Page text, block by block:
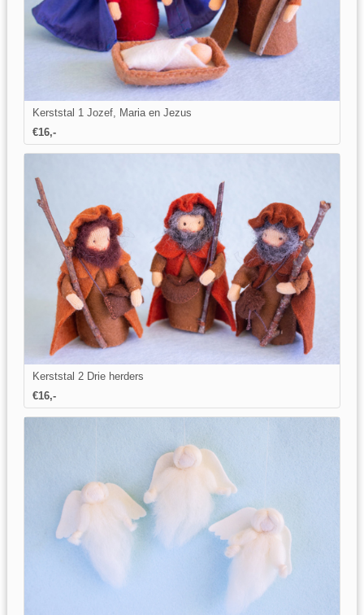
Kerststal 1 Jozef, Maria en Jezus
€16,-
Kerststal 2 Drie herders
€16,-